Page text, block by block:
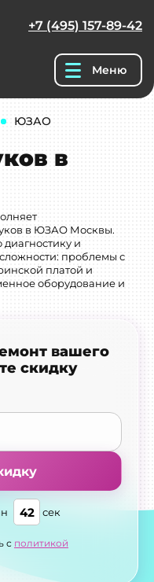
+7 (495) 157-89-42
Меню
ЮЗАО
в
в ЮЗАО Москвы.
и
проблемы с
платой и
оборудование и
вашего
скидку
40 сек
с политикой